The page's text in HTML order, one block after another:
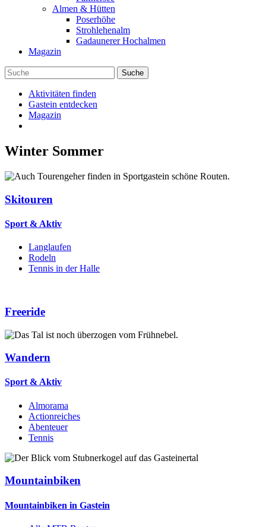
Almen & Hütten
Poserhöhe
Strohlehenalm
Gadaunerer Hochalmen
Magazin
Aktivitäten finden
Gastein entdecken
Magazin
Winter Sommer
Skitouren
Sport & Aktiv
Langlaufen
Rodeln
Tennis in der Halle
Freeride
Wandern
Sport & Aktiv
Almorama
Actionreiches
Abenteuer
Tennis
Mountainbiken
Mountainbiken in Gastein